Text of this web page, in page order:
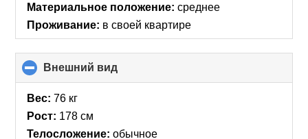
Материальное положение: среднее
Проживание: в своей квартире
Внешний вид
to
Вес: 76 кг
Рост: 178 см
Телосложение: обычное